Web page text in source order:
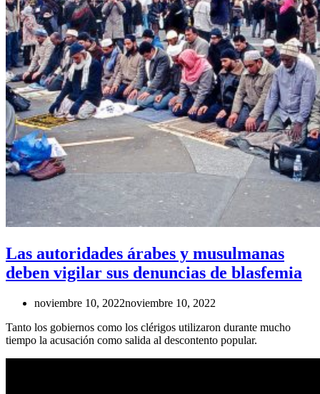
Las autoridades árabes y musulmanas
deben vigilar sus denuncias de blasfemia
noviembre 10, 2022noviembre 10, 2022
Tanto los gobiernos como los clérigos utilizaron durante mucho
tiempo la acusación como salida al descontento popular.